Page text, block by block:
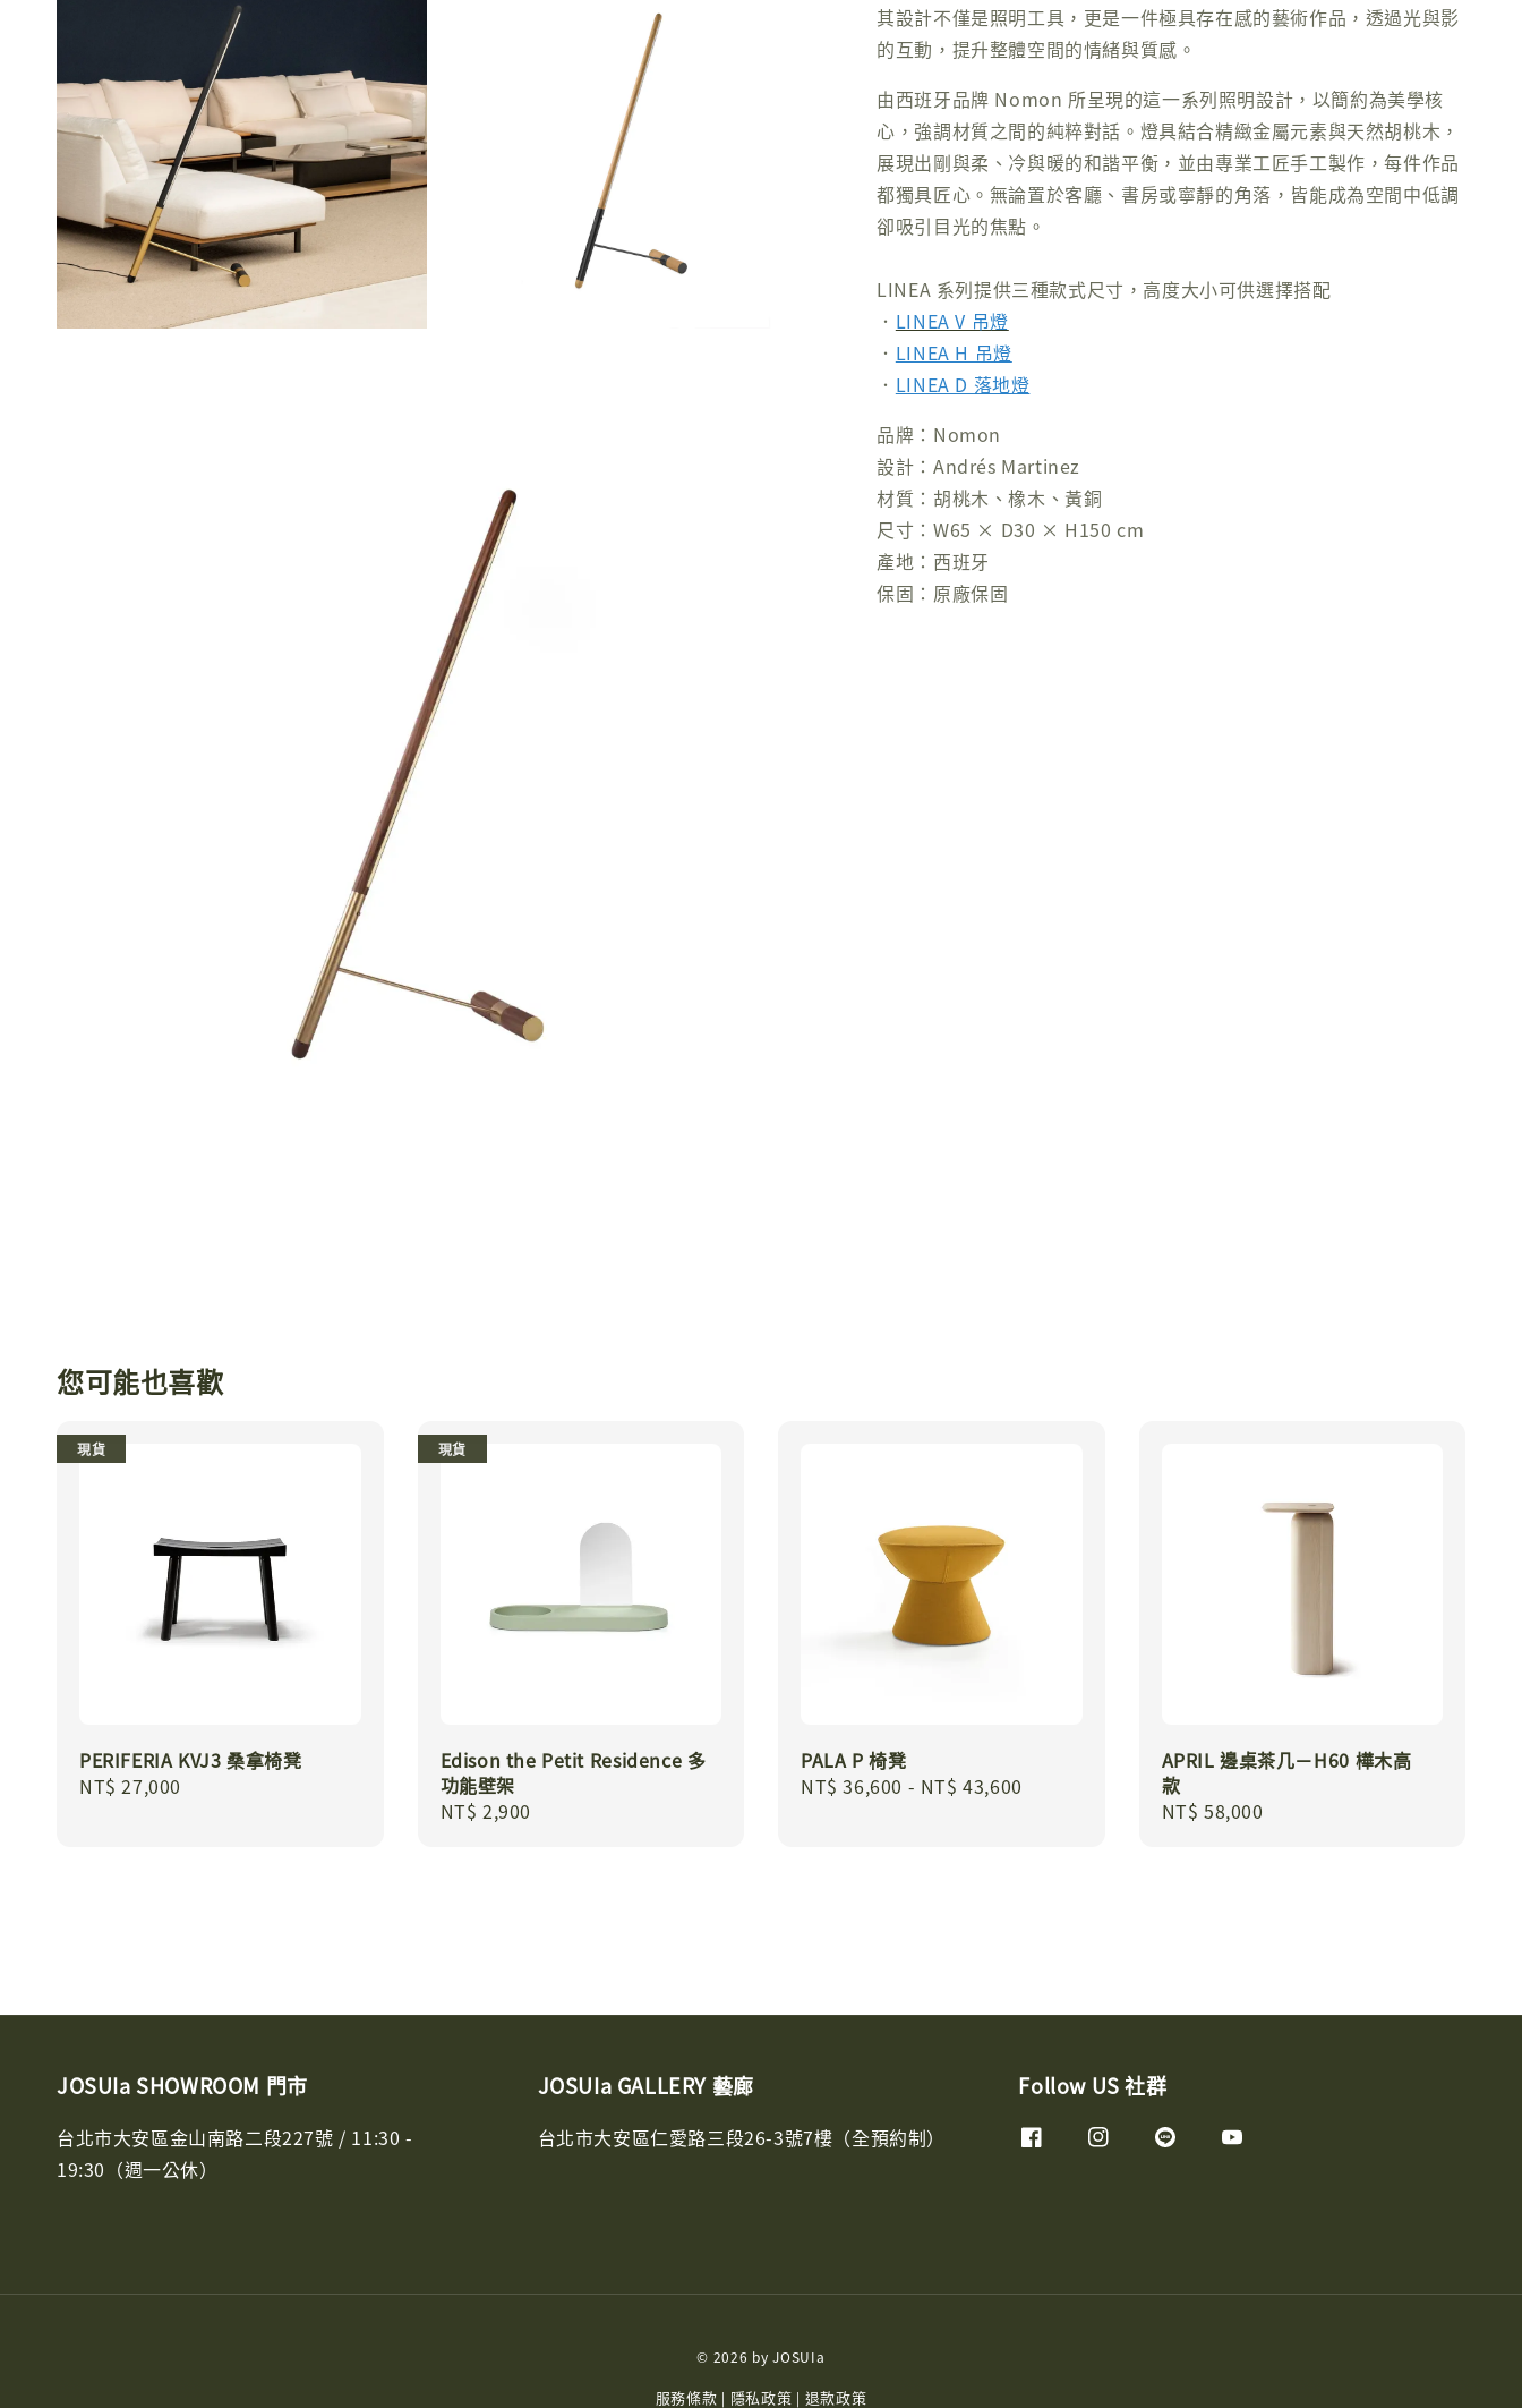
其設計不僅是照明工具，更是一件極具存在感的藝術作品，透過光與影
的互動，提升整體空間的情緒與質感。
由西班牙品牌 Nomon 所呈現的這一系列照明設計，以簡約為美學核
心，強調材質之間的純粹對話。燈具結合精緻金屬元素與天然胡桃木，
展現出剛與柔、冷與暖的和諧平衡，並由專業工匠手工製作，每件作品
都獨具匠心。無論置於客廳、書房或寧靜的角落，皆能成為空間中低調
卻吸引目光的焦點。
LINEA 系列提供三種款式尺寸，高度大小可供選擇搭配
． LINEA V 吊燈
． LINEA H 吊燈
． LINEA D 落地燈
品牌：Nomon
設計：Andrés Martinez
材質：胡桃木、橡木、黃銅
尺寸：W65 × D30 × H150 cm
產地：西班牙
保固：原廠保固
您可能也喜歡
現貨
PERIFERIA KVJ3 桑拿椅凳
Regular
NT$ 27,000
現貨
Edison the Petit Residence 多
功能壁架
Regular
NT$ 2,900
PALA P 椅凳
Regular
NT$ 36,600 - NT$ 43,600
APRIL 邊桌茶几－H60 樺木高
款
Regular
NT$ 58,000
JOSUIa SHOWROOM 門市
台北市大安區金山南路二段227號 / 11:30 -
19:30（週一公休）
JOSUIa GALLERY 藝廊
台北市大安區仁愛路三段26-3號7樓（全預約制）
Follow US 社群
© 2026 by JOSUIa
服務條款 | 隱私政策 | 退款政策